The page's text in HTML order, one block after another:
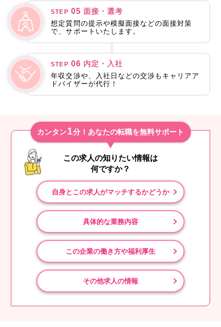
STEP 05 面接・選考
想定質問の提示や模擬面接などの面接対策
で、サポートいたします。
STEP 06 内定・入社
年収交渉や、入社日などの交渉もキャリアア
ドバイザーが代行！
カンタン1分！あなたの転職を無料サポート
この求人の知りたい情報は
何ですか？
自身とこの求人がマッチするかどうか
具体的な業務内容
この企業の働き方や福利厚生
その他求人の情報